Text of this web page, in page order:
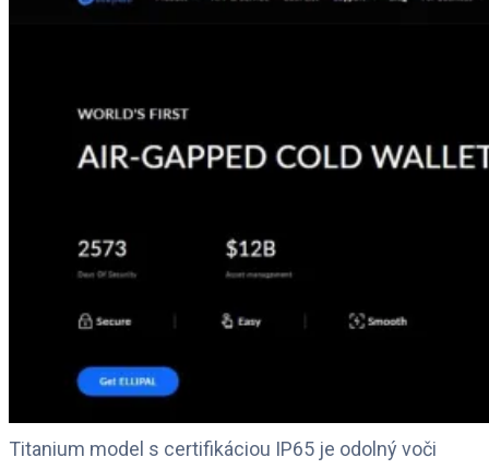
Titanium model s certifikáciou IP65 je odolný voči